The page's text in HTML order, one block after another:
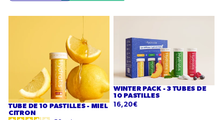
régulierde
citron
TUBE DE 10 PASTILLES - MIEL
CITRON
tubes
de
10
pastilles
WINTER PACK - 3 TUBES DE
10 PASTILLES
16,20€